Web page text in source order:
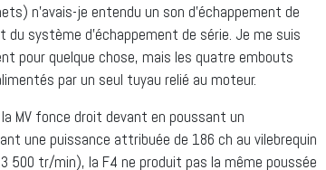
n’avais-je entendu un son d’échappement de
système d’échappement de série. Je me suis
pour quelque chose, mais les quatre embouts
par un seul tuyau relié au moteur.
MV fonce droit devant en poussant un
une puissance attribuée de 186 ch au vilebrequin
tr/min), la F4 ne produit pas la même poussée